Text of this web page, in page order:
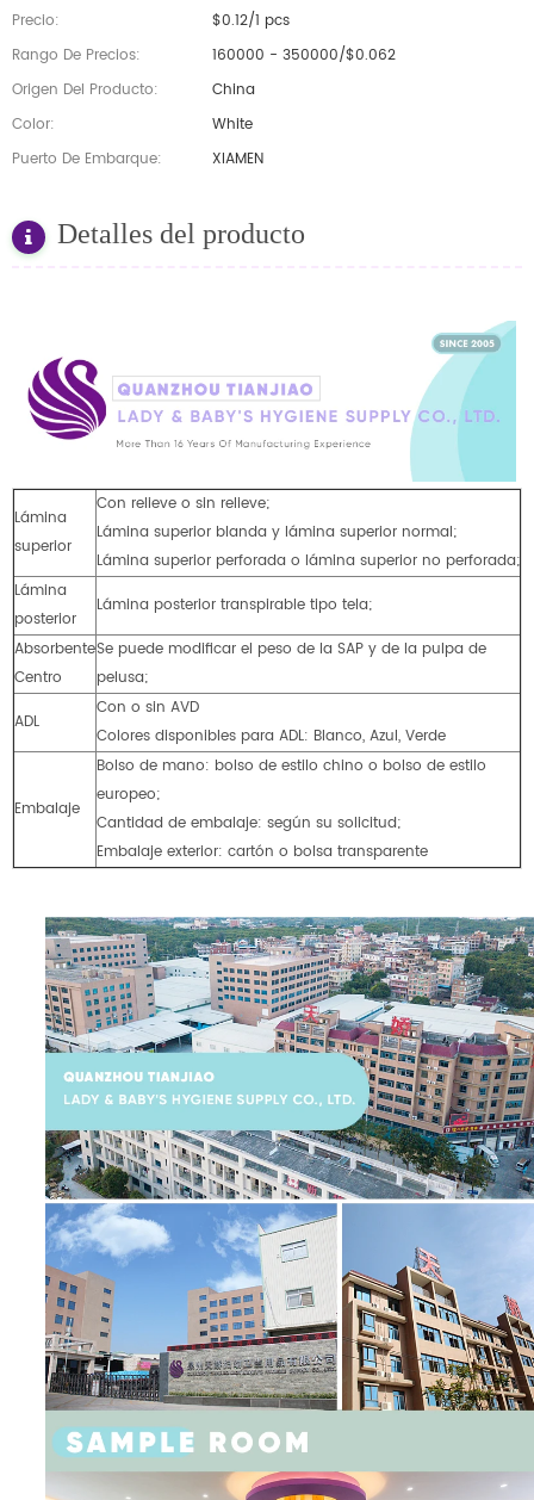
Precio:
$0.12/1 pcs
Rango De Precios:
160000 - 350000/$0.062
Origen Del Producto:
China
Color:
White
Puerto De Embarque:
XIAMEN
Detalles del producto
Lámina
superior
Con relieve o sin relieve;
Lámina superior blanda y lámina superior normal;
Lámina superior perforada o lámina superior no perforada;
Lámina
posterior
Lámina posterior transpirable tipo tela;
Absorbente
Centro
Se puede modificar el peso de la SAP y de la pulpa de
pelusa;
ADL
Con o sin AVD
Colores disponibles para ADL: Blanco, Azul, Verde
Embalaje
Bolso de mano: bolso de estilo chino o bolso de estilo
europeo;
Cantidad de embalaje: según su solicitud;
Embalaje exterior: cartón o bolsa transparente